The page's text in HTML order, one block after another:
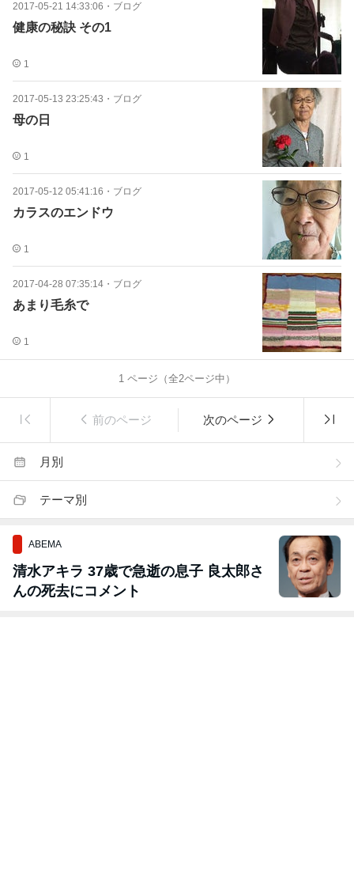
2017-05-21 14:33:06 ・ ブログ
健康の秘訣 その1
1
2017-05-13 23:25:43 ・ ブログ
母の日
1
2017-05-12 05:41:16 ・ ブログ
カラスのエンドウ
1
2017-04-28 07:35:14 ・ ブログ
あまり毛糸で
1
1 ページ（全2ページ中）
前のページ 次のページ
月別
テーマ別
ABEMA
清水アキラ 37歳で急逝の息子 良太郎さ
んの死去にコメント